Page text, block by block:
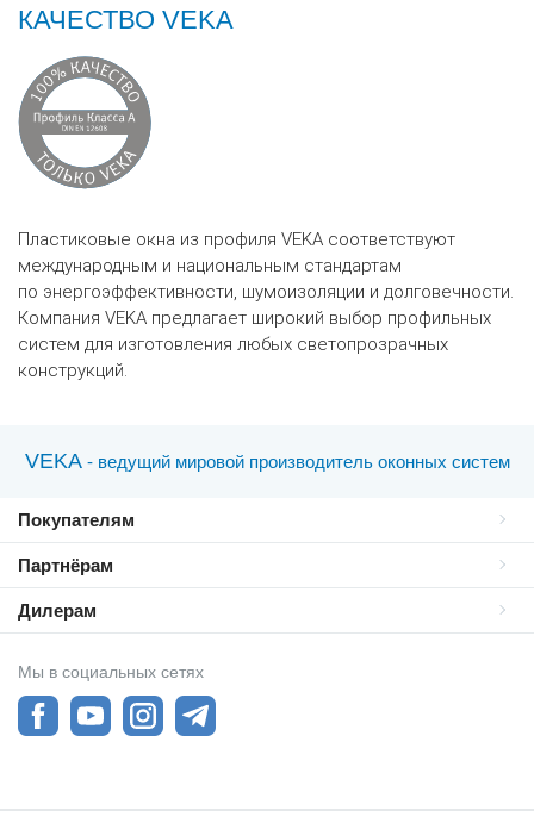
КАЧЕСТВО VEKA
Пластиковые окна из профиля VEKA соответствуют
международным и национальным стандартам
по энергоэффективности, шумоизоляции и долговечности.
Компания VEKA предлагает широкий выбор профильных
систем для изготовления любых светопрозрачных
конструкций.
VEKA - ведущий мировой производитель оконных систем
Покупателям
Партнёрам
Дилерам
Мы в социальных сетях